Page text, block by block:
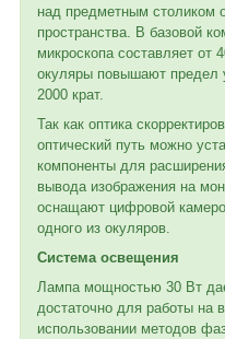
над предметным столиком
пространства. В базовой
микроскопа составляет от
окуляры повышают предел
2000 крат.
Так как оптика
оптический путь можно
компоненты для
вывода изображения на
оснащают цифровой
одного из окуляров.
Система освещения
Лампа мощностью 30 Вт
достаточно для работы на
использовании методов